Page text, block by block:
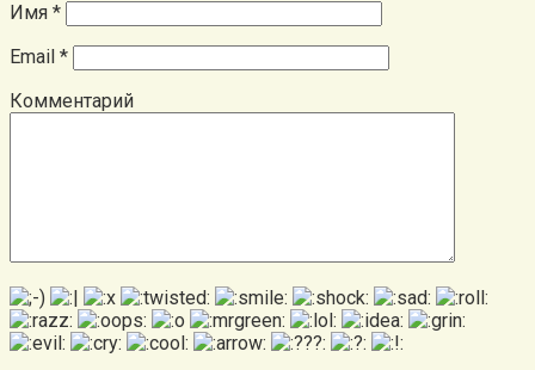
Имя *
Email *
Комментарий